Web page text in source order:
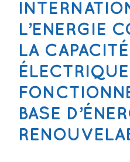
L’ENERGIE
LA
BASE